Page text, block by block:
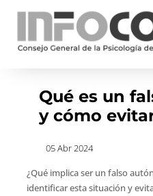
Qué es un
y cómo
05 Abr 2024
¿Qué implica ser un falso
identificar esta situación y